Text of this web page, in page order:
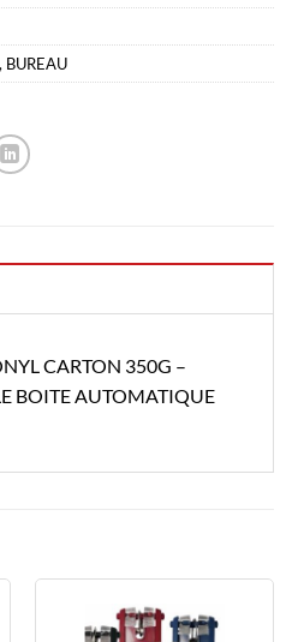
, BUREAU
CARTON 350G –
BOITE AUTOMATIQUE